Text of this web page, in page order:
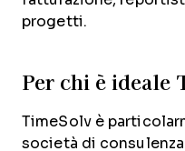
progetti.
Per chi è ideale
TimeSolv è
società di